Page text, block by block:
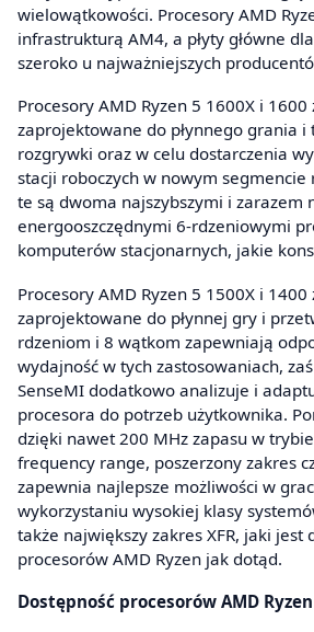
wielowątkowości. Procesory AMD
infrastrukturą AM4, a płyty główne
szeroko u najważniejszych
Procesory AMD Ryzen 5 1600X i 1600
zaprojektowane do płynnego grania
rozgrywki oraz w celu dostarczenia
stacji roboczych w nowym
te są dwoma najszybszymi i zarazem
energooszczędnymi 6-rdzeniowymi
komputerów stacjonarnych, jakie
Procesory AMD Ryzen 5 1500X i 1400
zaprojektowane do płynnej gry i
rdzeniom i 8 wątkom zapewniają
wydajność w tych zastosowaniach,
SenseMI dodatkowo analizuje i
procesora do potrzeb użytkownika.
dzięki nawet 200 MHz zapasu w trybie
frequency range, poszerzony zakres
zapewnia najlepsze możliwości w
wykorzystaniu wysokiej klasy
także największy zakres XFR, jaki jest
procesorów AMD Ryzen jak dotąd.
Dostępność procesorów AMD